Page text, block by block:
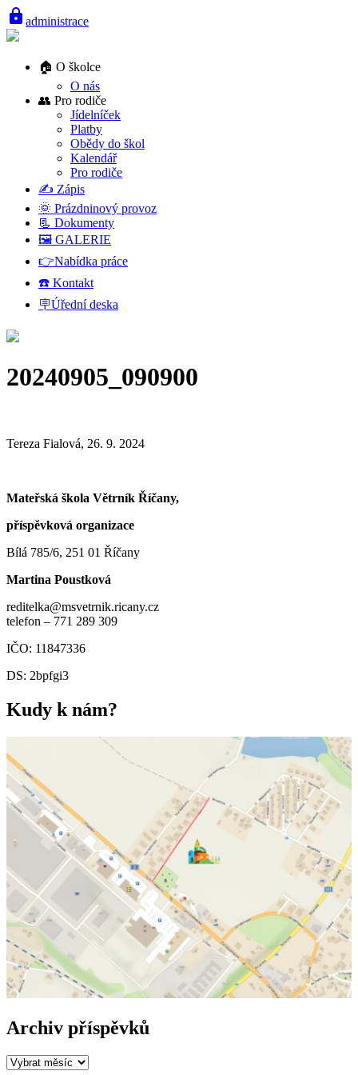
lock administrace
🏠 O školce
O nás
👥 Pro rodiče
Jídelníček
Platby
Obědy do škol
Kalendář
Pro rodiče
✍️ Zápis
🌞 Prázdninový provoz
📃 Dokumenty
🖼️ GALERIE
👉Nabídka práce
☎️ Kontakt
🪧Úřední deska
20240905_090900
Tereza Fialová, 26. 9. 2024
Mateřská škola Větrník Říčany,
příspěvková organizace
Bílá 785/6, 251 01 Říčany
Martina Poustková
reditelka@msvetrnik.ricany.cz
telefon – 771 289 309
IČO: 11847336
DS: 2bpfgi3
Kudy k nám?
Archiv příspěvků
Archiv